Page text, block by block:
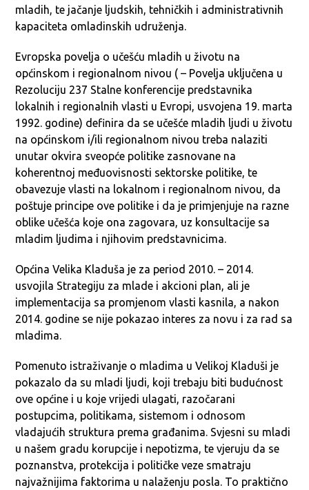
mladih, te jačanje ljudskih, tehničkih i administrativnih
kapaciteta omladinskih udruženja.
Evropska povelja o učešću mladih u životu na
općinskom i regionalnom nivou ( – Povelja uključena u
Rezoluciju 237 Stalne konferencije predstavnika
lokalnih i regionalnih vlasti u Evropi, usvojena 19. marta
1992. godine) definira da se učešće mladih ljudi u životu
na općinskom i/ili regionalnom nivou treba nalaziti
unutar okvira sveopće politike zasnovane na
koherentnoj međuovisnosti sektorske politike, te
obavezuje vlasti na lokalnom i regionalnom nivou, da
poštuje principe ove politike i da je primjenjuje na razne
oblike učešća koje ona zagovara, uz konsultacije sa
mladim ljudima i njihovim predstavnicima.
Općina Velika Kladuša je za period 2010. – 2014.
usvojila Strategiju za mlade i akcioni plan, ali je
implementacija sa promjenom vlasti kasnila, a nakon
2014. godine se nije pokazao interes za novu i za rad sa
mladima.
Pomenuto istraživanje o mladima u Velikoj Kladuši je
pokazalo da su mladi ljudi, koji trebaju biti budućnost
ove općine i u koje vrijedi ulagati, razočarani
postupcima, politikama, sistemom i odnosom
vladajućih struktura prema građanima. Svjesni su mladi
u našem gradu korupcije i nepotizma, te vjeruju da se
poznanstva, protekcija i političke veze smatraju
najvažnijima faktorima u nalaženju posla. To praktično